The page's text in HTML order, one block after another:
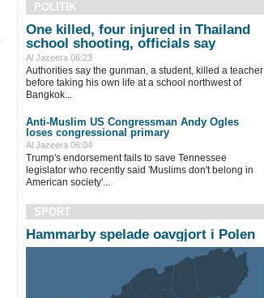
POLITIK
One killed, four injured in Thailand
school shooting, officials say
Al Jazeera 06:23
Authorities say the gunman, a student, killed a teacher
before taking his own life at a school northwest of
Bangkok...
Anti-Muslim US Congressman Andy Ogles
loses congressional primary
Al Jazeera 06:04
Trump's endorsement fails to save Tennessee
legislator who recently said 'Muslims don't belong in
American society'...
SPORT
Hammarby spelade oavgjort i Polen